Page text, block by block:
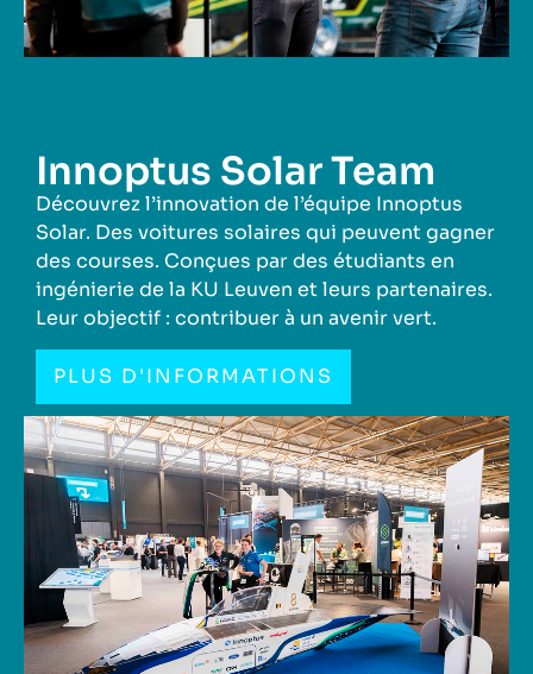
Innoptus Solar Team
Découvrez l’innovation de l’équipe Innoptus
Solar. Des voitures solaires qui peuvent gagner
des courses. Conçues par des étudiants en
ingénierie de la KU Leuven et leurs partenaires.
Leur objectif : contribuer à un avenir vert.
PLUS D'INFORMATIONS